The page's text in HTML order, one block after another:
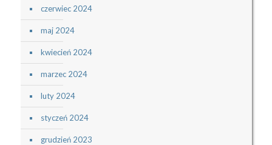
czerwiec 2024
maj 2024
kwiecień 2024
marzec 2024
luty 2024
styczeń 2024
grudzień 2023